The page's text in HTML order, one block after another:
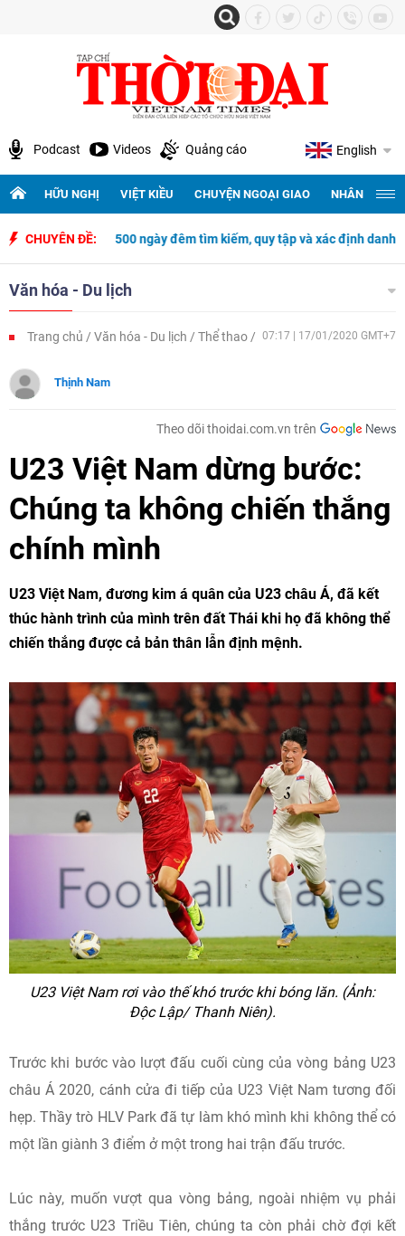
Podcast Videos Quảng cáo English
HỮU NGHỊ VIỆT KIỀU CHUYỆN NGOẠI GIAO NHÂN
CHUYÊN ĐỀ:
500 ngày đêm tìm kiếm, quy tập và xác định danh tính hài cốt liệt
Văn hóa - Du lịch
Trang chủ Văn hóa - Du lịch Thể thao 07:17 | 17/01/2020 GMT+7
Thịnh Nam
Theo dõi thoidai.com.vn trên
U23 Việt Nam dừng bước:
Chúng ta không chiến thắng
chính mình
U23 Việt Nam, đương kim á quân của U23 châu Á, đã kết
thúc hành trình của mình trên đất Thái khi họ đã không thể
chiến thắng được cả bản thân lẫn định mệnh.
U23 Việt Nam rơi vào thế khó trước khi bóng lăn. (Ảnh:
Độc Lập/ Thanh Niên).
Trước khi bước vào lượt đấu cuối cùng của vòng bảng U23
châu Á 2020, cánh cửa đi tiếp của U23 Việt Nam tương đối
hẹp. Thầy trò HLV Park đã tự làm khó mình khi không thể có
một lần giành 3 điểm ở một trong hai trận đấu trước.
Lúc này, muốn vượt qua vòng bảng, ngoài nhiệm vụ phải
thắng trước U23 Triều Tiên, chúng ta còn phải chờ đợi kết